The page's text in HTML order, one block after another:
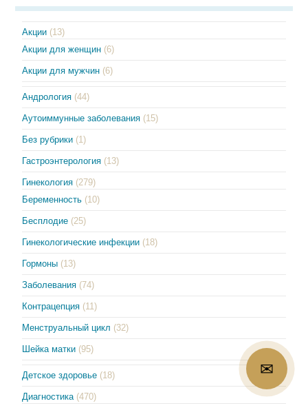
Акции (13)
Акции для женщин (6)
Акции для мужчин (6)
Андрология (44)
Аутоиммунные заболевания (15)
Без рубрики (1)
Гастроэнтерология (13)
Гинекология (279)
Беременность (10)
Бесплодие (25)
Гинекологические инфекции (18)
Гормоны (13)
Заболевания (74)
Контрацепция (11)
Менструальный цикл (32)
Шейка матки (95)
Детское здоровье (18)
Диагностика (470)
✉